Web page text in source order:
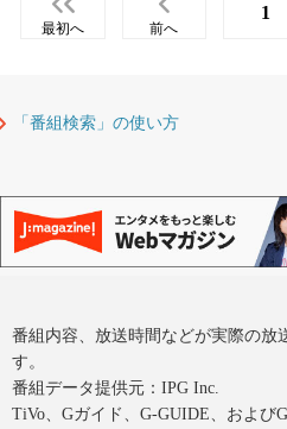
最初へ 前へ
1
「番組検索」の使い方
番組内容、放送時間などが実際の放
す。
番組データ提供元：IPG Inc.
TiVo、Gガイド、G-GUIDE、および